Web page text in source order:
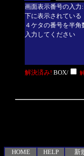
画面表示番号の入力:
下に表示されている
４ケタの番号を半角
入力してください
解決済み! BOX/
HOME HELP 新